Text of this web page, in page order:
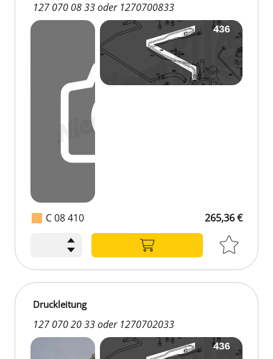
C 08 410
127 070 08 33 oder 1270700833
265,36 €
Druckleitung
127 070 20 33 oder 1270702033